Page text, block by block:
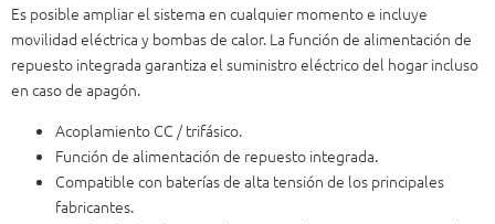
Es posible ampliar el sistema en cualquier momento e incluye
movilidad eléctrica y bombas de calor. La función de alimentación de
repuesto integrada garantiza el suministro eléctrico del hogar incluso
en caso de apagón.
Acoplamiento CC / trifásico.
Función de alimentación de repuesto integrada.
Compatible con baterías de alta tensión de los principales
fabricantes.